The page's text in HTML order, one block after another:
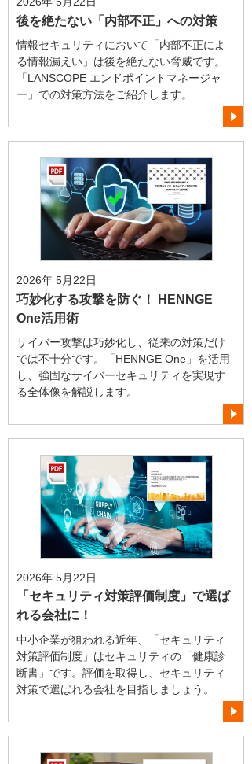
後を絶たない「内部不正」への対策
情報セキュリティにおいて「内部不正によ
る情報漏えい」は後を絶たない脅威です。
「LANSCOPE エンドポイントマネージャ
ー」での対策方法をご紹介します。
2026年 5月22日
巧妙化する攻撃を防ぐ！ HENNGE
One活用術
サイバー攻撃は巧妙化し、従来の対策だけ
では不十分です。「HENNGE One」を活用
し、強固なサイバーセキュリティを実現す
る全体像を解説します。
2026年 5月22日
「セキュリティ対策評価制度」で選ば
れる会社に！
中小企業が狙われる近年、「セキュリティ
対策評価制度」はセキュリティの「健康診
断書」です。評価を取得し、セキュリティ
対策で選ばれる会社を目指しましょう。